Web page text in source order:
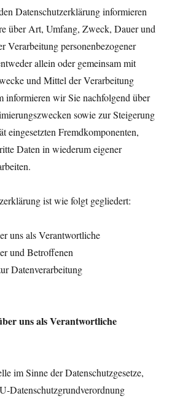
Datenschutzerklärung informieren
über Art, Umfang, Zweck, Dauer und
Verarbeitung personenbezogener
allein oder gemeinsam mit
und Mittel der Verarbeitung
informieren wir Sie nachfolgend über
sowie zur Steigerung
eingesetzten Fremdkomponenten,
Daten in wiederum eigener
ist wie folgt gegliedert:
uns als Verantwortliche
und Betroffenen
Datenverarbeitung
uns als Verantwortliche
im Sinne der Datenschutzgesetze,
Datenschutzgrundverordnung